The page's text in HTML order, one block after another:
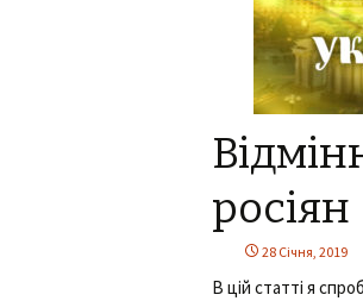
росіян
28 Січня, 2019
В цій статті я